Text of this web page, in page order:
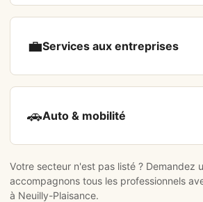
💼Services aux entreprises
🚗Auto & mobilité
Votre secteur n'est pas listé ? Demandez
accompagnons tous les professionnels
à Neuilly-Plaisance.